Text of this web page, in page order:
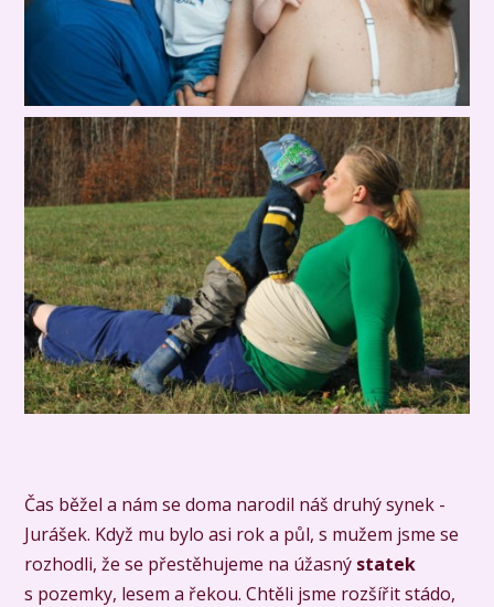
Čas běžel a nám se doma narodil náš druhý synek -
Jurášek. Když mu bylo asi rok a půl, s mužem jsme se
rozhodli, že se přestěhujeme na úžasný statek
s pozemky, lesem a řekou. Chtěli jsme rozšířit stádo,